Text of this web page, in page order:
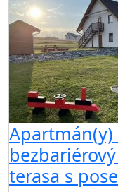
Apartmán(y)
terasa s